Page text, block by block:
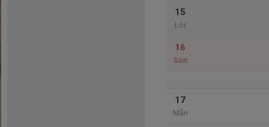
15
Lör
16
Sön
17
Mån